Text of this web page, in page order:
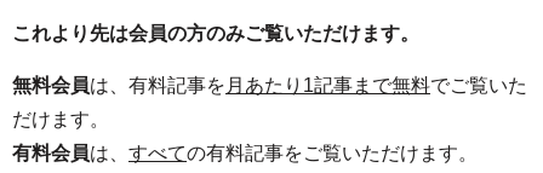
これより先は会員の方のみご覧いただけます。
無料会員は、有料記事を 月あたり1記事まで無料でご覧いた
だけます。
有料会員は、 すべての有料記事をご覧いただけます。